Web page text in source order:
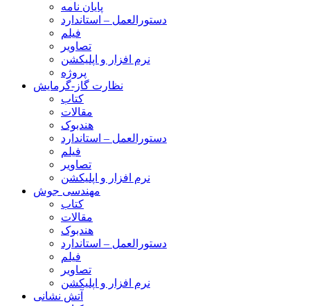
پایان نامه
دستورالعمل – استاندارد
فیلم
تصاویر
نرم افزار و اپلیکشن
پروژه
نظارت گاز-گرمایش
کتاب
مقالات
هندبوک
دستورالعمل – استاندارد
فیلم
تصاویر
نرم افزار و اپلیکشن
مهندسی جوش
کتاب
مقالات
هندبوک
دستورالعمل – استاندارد
فیلم
تصاویر
نرم افزار و اپلیکشن
آتش نشانی